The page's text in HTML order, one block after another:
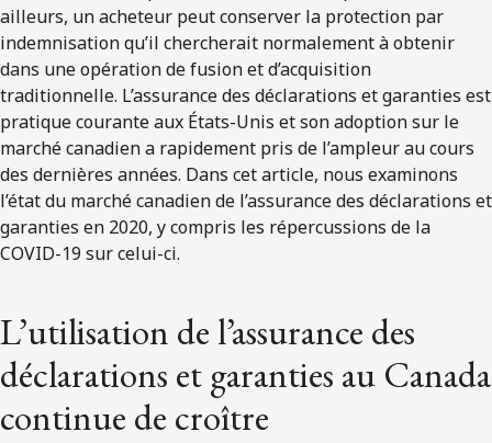
ailleurs, un acheteur peut conserver la protection par
indemnisation qu’il chercherait normalement à obtenir
dans une opération de fusion et d’acquisition
traditionnelle. L’assurance des déclarations et garanties est
pratique courante aux États-Unis et son adoption sur le
marché canadien a rapidement pris de l’ampleur au cours
des dernières années. Dans cet article, nous examinons
l’état du marché canadien de l’assurance des déclarations et
garanties en 2020, y compris les répercussions de la
COVID-19 sur celui-ci.
L’utilisation de l’assurance des
déclarations et garanties au Canada
continue de croître